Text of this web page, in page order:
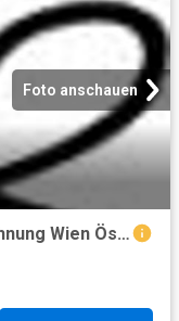
Foto anschauen
Zu Verkaufen 2 Schlafzimmer Wohnung Wien Österreich DS103375835